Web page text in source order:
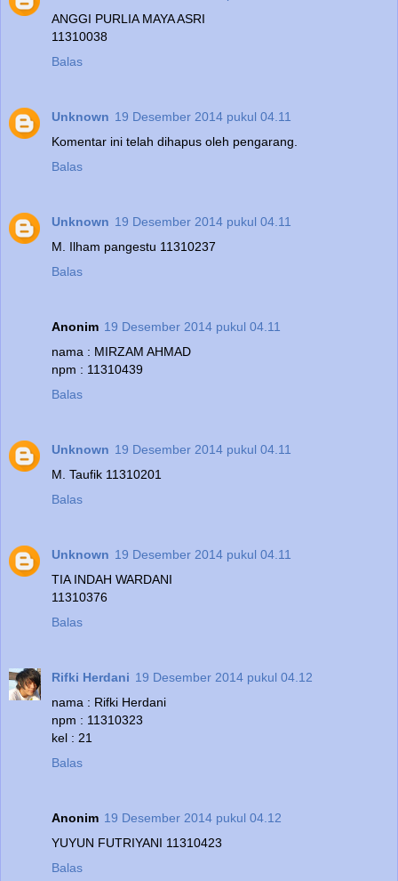
ANGGI PURLIA MAYA ASRI
11310038
Balas
Unknown 19 Desember 2014 pukul 04.11
Komentar ini telah dihapus oleh pengarang.
Balas
Unknown 19 Desember 2014 pukul 04.11
M. Ilham pangestu 11310237
Balas
Anonim 19 Desember 2014 pukul 04.11
nama : MIRZAM AHMAD
npm : 11310439
Balas
Unknown 19 Desember 2014 pukul 04.11
M. Taufik 11310201
Balas
Unknown 19 Desember 2014 pukul 04.11
TIA INDAH WARDANI
11310376
Balas
Rifki Herdani 19 Desember 2014 pukul 04.12
nama : Rifki Herdani
npm : 11310323
kel : 21
Balas
Anonim 19 Desember 2014 pukul 04.12
YUYUN FUTRIYANI 11310423
Balas